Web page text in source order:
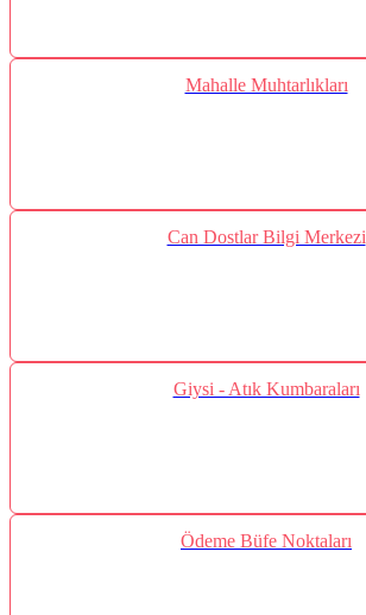
Mahalle Muhtarlıkları
Can Dostlar Bilgi Merkezi
Giysi - Atık Kumbaraları
Ödeme Büfe Noktaları